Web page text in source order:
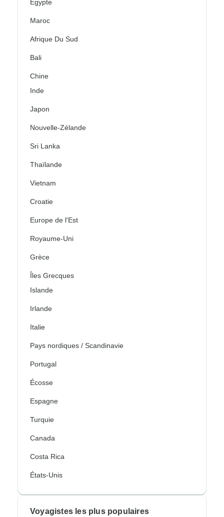
Égypte
Maroc
Afrique Du Sud
Bali
Chine
Inde
Japon
Nouvelle-Zélande
Sri Lanka
Thaïlande
Vietnam
Croatie
Europe de l'Est
Royaume-Uni
Grèce
Îles Grecques
Islande
Irlande
Italie
Pays nordiques / Scandinavie
Portugal
Écosse
Espagne
Turquie
Canada
Costa Rica
États-Unis
Voyagistes les plus populaires